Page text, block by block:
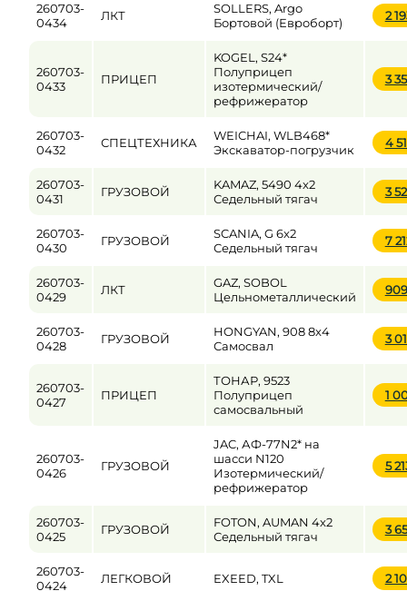
Цена
260703-
0434
ЛКТ
SOLLERS, Argo
Бортовой (Евроборт)
2
260703-
0433
ПРИЦЕП
KOGEL, S24*
Полуприцеп
изотермический/
рефрижератор
3
260703-
0432
СПЕЦТЕХНИКА
WEICHAI, WLB468*
Экскаватор-погрузчик
4
260703-
0431
ГРУЗОВОЙ
KAMAZ, 5490 4x2
Седельный тягач
3
260703-
0430
ГРУЗОВОЙ
SCANIA, G 6x2
Седельный тягач
7
260703-
0429
ЛКТ
GAZ, SOBOL
Цельнометаллический
260703-
0428
ГРУЗОВОЙ
HONGYAN, 908 8x4
Самосвал
3
260703-
0427
ПРИЦЕП
ТОНАР, 9523
Полуприцеп
самосвальный
1
260703-
0426
ГРУЗОВОЙ
JAC, АФ-77N2* на
шасси N120
Изотермический/
рефрижератор
5
260703-
0425
ГРУЗОВОЙ
FOTON, AUMAN 4x2
Седельный тягач
3
260703-
0424
ЛЕГКОВОЙ EXEED, TXL 2